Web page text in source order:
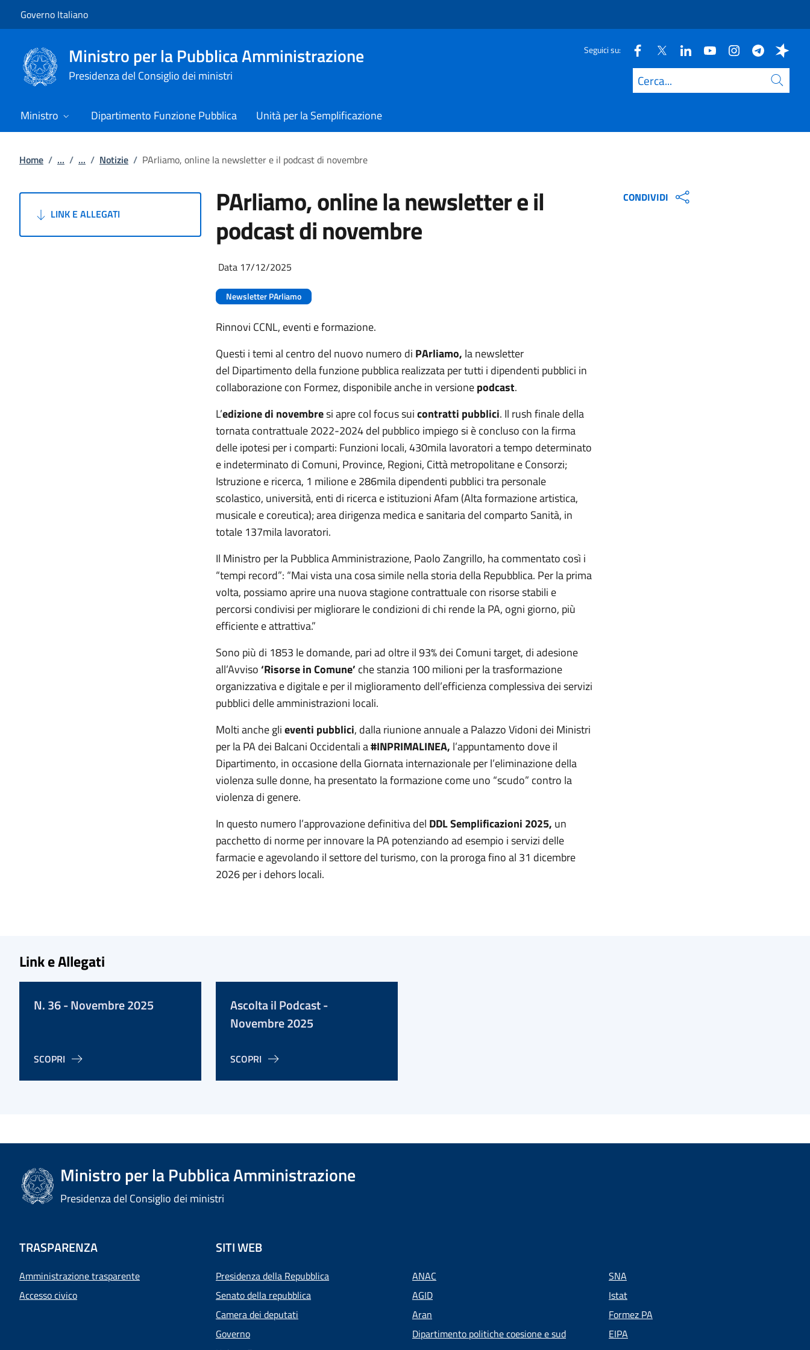
Governo Italiano
Ministro per la Pubblica Amministrazione
Presidenza del Consiglio dei ministri
Seguici su:
Cerca
Ministro Dipartimento Funzione Pubblica Unità per la Semplificazione
Home / ... / ... / Notizie / PArliamo, online la newsletter e il podcast di novembre
LINK E ALLEGATI PArliamo, online la newsletter e il
podcast di novembre
Data 17/12/2025
Newsletter PArliamo
Rinnovi CCNL, eventi e formazione.
Questi i temi al centro del nuovo numero di PArliamo, la newsletter
del Dipartimento della funzione pubblica realizzata per tutti i dipendenti pubblici in
collaborazione con Formez, disponibile anche in versionepodcast.
L’edizione di novembresi apre col focus suicontratti pubblici. Il rush finale della
tornata contrattuale 2022-2024 del pubblico impiego si è concluso con la firma
delle ipotesi per i comparti: Funzioni locali, 430mila lavoratori a tempo determinato
e indeterminato di Comuni, Province, Regioni, Città metropolitane e Consorzi;
Istruzione e ricerca, 1 milione e 286mila dipendenti pubblici tra personale
scolastico, università, enti di ricerca e istituzioni Afam (Alta formazione artistica,
musicale e coreutica); area dirigenza medica e sanitaria del comparto Sanità, in
totale 137mila lavoratori.
Il Ministro per la Pubblica Amministrazione, Paolo Zangrillo, ha commentato così i
“tempi record”: “Mai vista una cosa simile nella storia della Repubblica. Per la prima
volta, possiamo aprire una nuova stagione contrattuale con risorse stabili e
percorsi condivisi per migliorare le condizioni di chi rende la PA, ogni giorno, più
efficiente e attrattiva.”
Sono più di 1853 le domande, pari ad oltre il 93% dei Comuni target, di adesione
all’Avviso‘Risorse in Comune’ che stanzia 100 milioni per la trasformazione
organizzativa e digitale e per il miglioramento dell’efficienza complessiva dei servizi
pubblici delle amministrazioni locali.
Molti anche glieventi pubblici, dalla riunione annuale a Palazzo Vidoni dei Ministri
per la PA dei Balcani Occidentali a#INPRIMALINEA, l’appuntamento dove il
Dipartimento, in occasione della Giornata internazionale per l’eliminazione della
violenza sulle donne, ha presentato la formazione come uno “scudo” contro la
violenza di genere.
In questo numero l’approvazione definitiva del DDL Semplificazioni 2025, un
pacchetto di norme per innovare la PA potenziando ad esempio i servizi delle
farmacie e agevolando il settore del turismo, con la proroga fino al 31 dicembre
2026 per i dehors locali.
CONDIVIDI
Link e Allegati
N. 36 - Novembre 2025
SCOPRI
Ascolta il Podcast -
Novembre 2025
SCOPRI
Ministro per la Pubblica Amministrazione
Presidenza del Consiglio dei ministri
TRASPARENZA
Amministrazione trasparente
Accesso civico
SITI WEB
Presidenza della Repubblica
Senato della repubblica
Camera dei deputati
Governo
ANAC
AGID
Aran
Dipartimento politiche coesione e sud
SNA
Istat
Formez PA
EIPA